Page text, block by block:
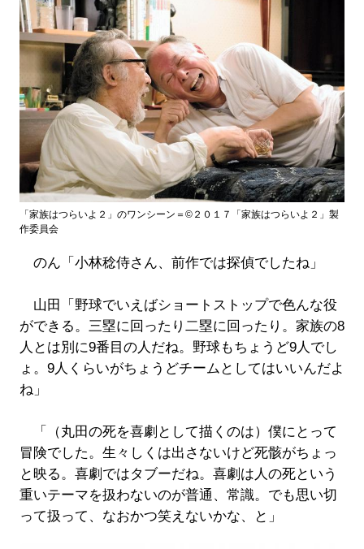
「家族はつらいよ２」のワンシーン＝©２０１７「家族はつらいよ２」製
作委員会
のん「小林稔侍さん、前作では探偵でしたね」
山田「野球でいえばショートストップで色んな役
ができる。三塁に回ったり二塁に回ったり。家族の8
人とは別に9番目の人だね。野球もちょうど9人でし
ょ。9人くらいがちょうどチームとしてはいいんだよ
ね」
「（丸田の死を喜劇として描くのは）僕にとって
冒険でした。生々しくは出さないけど死骸がちょっ
と映る。喜劇ではタブーだね。喜劇は人の死という
重いテーマを扱わないのが普通、常識。でも思い切
って扱って、なおかつ笑えないかな、と」